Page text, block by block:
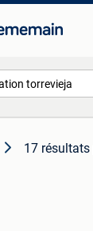
17 résultats